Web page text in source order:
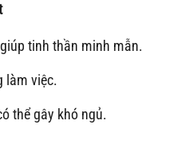
tinh thần minh mẫn.
làm việc.
thể gây khó ngủ.